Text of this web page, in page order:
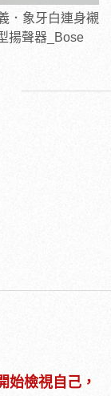
．象牙白連身襯
揚聲器_Bose
始檢視自己，